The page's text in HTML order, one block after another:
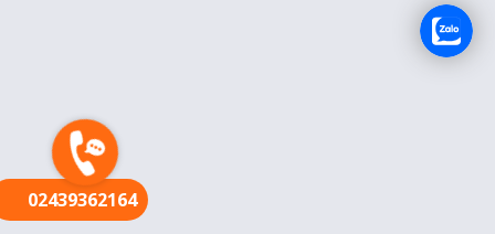
02439362164